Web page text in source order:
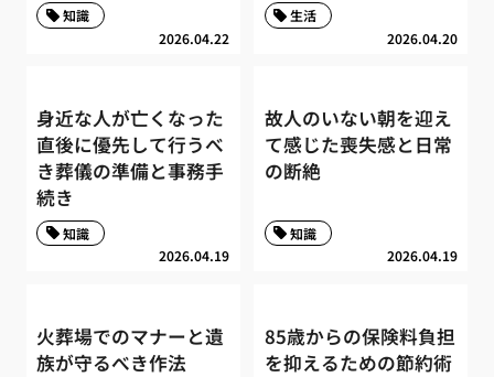
2026.04.22
知識
2026.04.20
生活
身近な人が亡くなった
直後に優先して行うべ
き葬儀の準備と事務手
続き
2026.04.19
知識
故人のいない朝を迎え
て感じた喪失感と日常
の断絶
2026.04.19
知識
火葬場でのマナーと遺
族が守るべき作法
85歳からの保険料負担
を抑えるための節約術